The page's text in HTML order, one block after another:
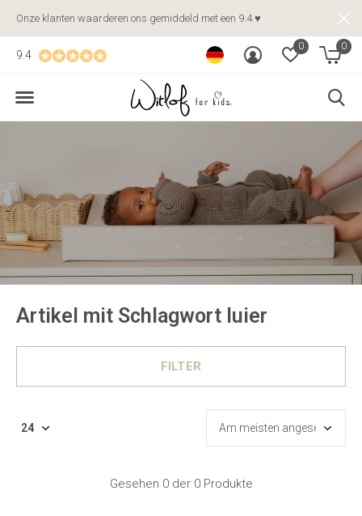
0 0
9.4
Onze klanten waarderen ons gemiddeld met een 9.4 ♥
Artikel mit Schlagwort luier
FILTER
Gesehen 0 der 0 Produkte